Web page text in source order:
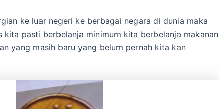
ke luar negeri ke berbagai negara di dunia maka
pasti berbelanja minimum kita berbelanja makanan
yang masih baru yang belum pernah kita kan